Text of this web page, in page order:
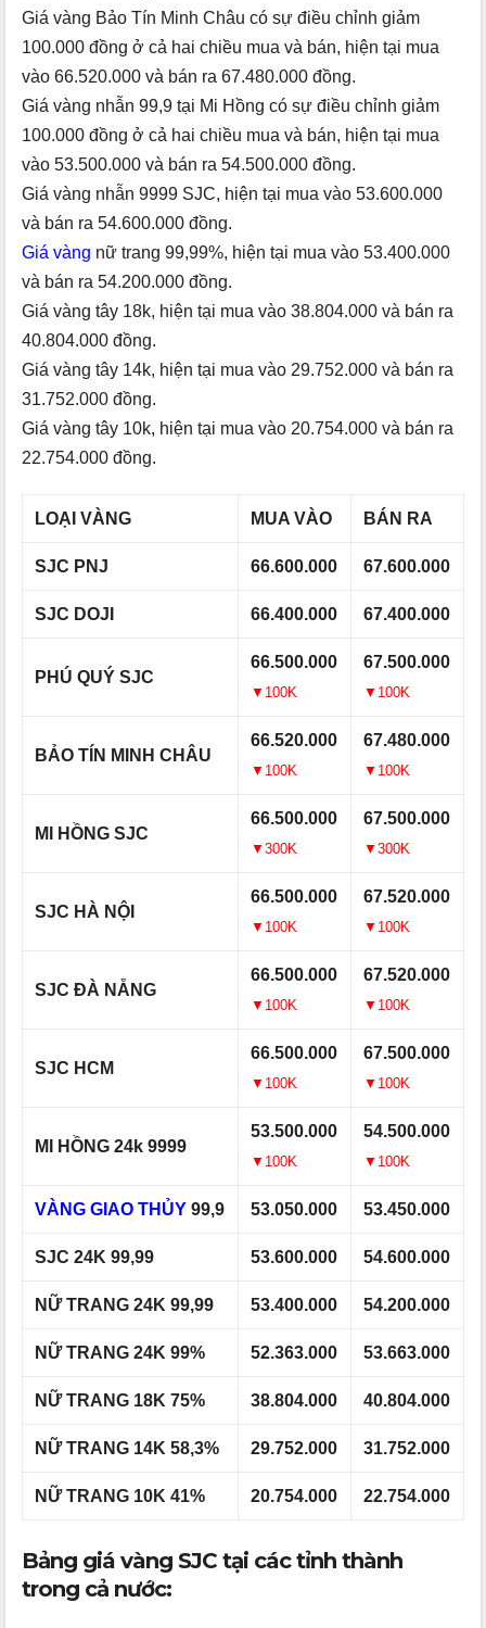
Giá vàng Bảo Tín Minh Châu có sự điều chỉnh giảm
100.000 đồng ở cả hai chiều mua và bán, hiện tại mua
vào 66.520.000 và bán ra 67.480.000 đồng.
Giá vàng nhẫn 99,9 tại Mi Hồng có sự điều chỉnh giảm
100.000 đồng ở cả hai chiều mua và bán, hiện tại mua
vào 53.500.000 và bán ra 54.500.000 đồng.
Giá vàng nhẫn 9999 SJC, hiện tại mua vào 53.600.000
và bán ra 54.600.000 đồng.
Giá vàng nữ trang 99,99%, hiện tại mua vào 53.400.000
và bán ra 54.200.000 đồng.
Giá vàng tây 18k, hiện tại mua vào 38.804.000 và bán ra
40.804.000 đồng.
Giá vàng tây 14k, hiện tại mua vào 29.752.000 và bán ra
31.752.000 đồng.
Giá vàng tây 10k, hiện tại mua vào 20.754.000 và bán ra
22.754.000 đồng.
LOẠI VÀNG MUA VÀO BÁN RA
SJC PNJ 66.600.000 67.600.000
SJC DOJI 66.400.000 67.400.000
PHÚ QUÝ SJC
66.500.000
▼100K
67.500.000
▼100K
BẢO TÍN MINH CHÂU
66.520.000
▼100K
67.480.000
▼100K
MI HỒNG SJC
66.500.000
▼300K
67.500.000
▼300K
SJC HÀ NỘI
66.500.000
▼100K
67.520.000
▼100K
SJC ĐÀ NẴNG
66.500.000
▼100K
67.520.000
▼100K
SJC HCM
66.500.000
▼100K
67.500.000
▼100K
MI HỒNG 24k 9999
53.500.000
▼100K
54.500.000
▼100K
VÀNG GIAO THỦY 99,9 53.050.000 53.450.000
SJC 24K 99,99 53.600.000 54.600.000
NỮ TRANG 24K 99,99 53.400.000 54.200.000
NỮ TRANG 24K 99% 52.363.000 53.663.000
NỮ TRANG 18K 75% 38.804.000 40.804.000
NỮ TRANG 14K 58,3% 29.752.000 31.752.000
NỮ TRANG 10K 41% 20.754.000 22.754.000
Bảng giá vàng SJC tại các tỉnh thành
trong cả nước: